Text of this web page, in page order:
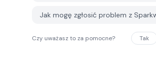
Jak mogę zgłosić problem z
Czy uważasz to za pomocne? Tak